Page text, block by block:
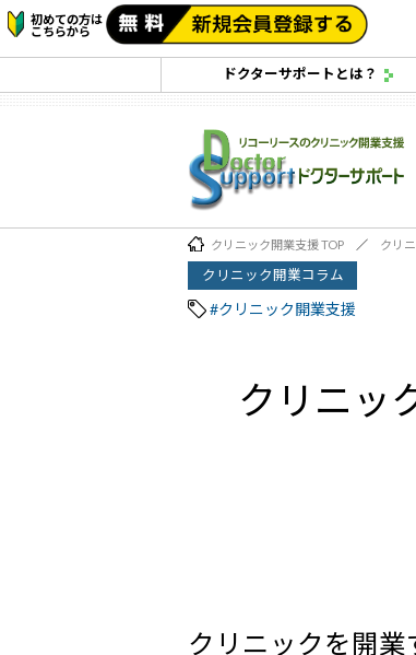
初めての方は
こちらから
ドクターサポートとは？
クリニック開業支援 TOP クリ
クリニック開業コラム
#クリニック開業支援
クリニッ
クリニックを開業